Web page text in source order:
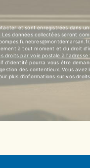
et sont enregistrées dans un
données collectées seront
à tout moment et du droit
droits par voie postale à
pourra vous être
des contentieux. Vous
plus d’informations sur vos droits.